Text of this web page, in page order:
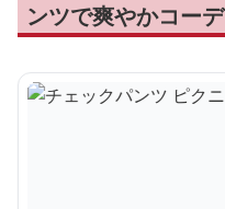
ンツで爽やかコーデ